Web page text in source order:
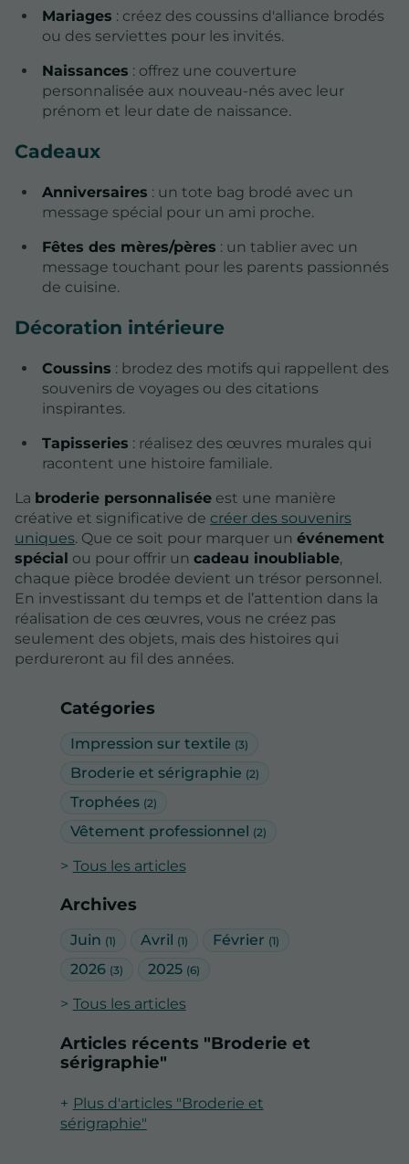
Catégories
Impression sur textile (3)
Broderie et sérigraphie (2)
Trophées (2)
Vêtement professionnel (2)
Tous les articles
Archives
Juin (1) Avril (1) Février (1)
2026 (3) 2025 (6)
Tous les articles
Articles récents "Broderie et
sérigraphie"
Plus d'articles "Broderie et
sérigraphie"
Mariages : créez des coussins d'alliance brodés
ou des serviettes pour les invités.
Naissances : offrez une couverture
personnalisée aux nouveau-nés avec leur
prénom et leur date de naissance.
Cadeaux
Anniversaires : un tote bag brodé avec un
message spécial pour un ami proche.
Fêtes des mères/pères : un tablier avec un
message touchant pour les parents passionnés
de cuisine.
Décoration intérieure
Coussins : brodez des motifs qui rappellent des
souvenirs de voyages ou des citations
inspirantes.
Tapisseries : réalisez des œuvres murales qui
racontent une histoire familiale.
La broderie personnalisée est une manière
créative et significative de créer des souvenirs
uniques. Que ce soit pour marquer un événement
spécial ou pour offrir un cadeau inoubliable,
chaque pièce brodée devient un trésor personnel.
En investissant du temps et de l’attention dans la
réalisation de ces œuvres, vous ne créez pas
seulement des objets, mais des histoires qui
perdureront au fil des années.